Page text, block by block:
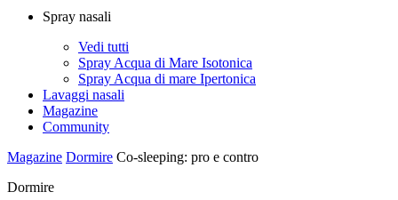
Spray nasali
Vedi tutti
Spray Acqua di Mare Isotonica
Spray Acqua di mare Ipertonica
Lavaggi nasali
Magazine
Community
Magazine Dormire Co-sleeping: pro e contro
Dormire